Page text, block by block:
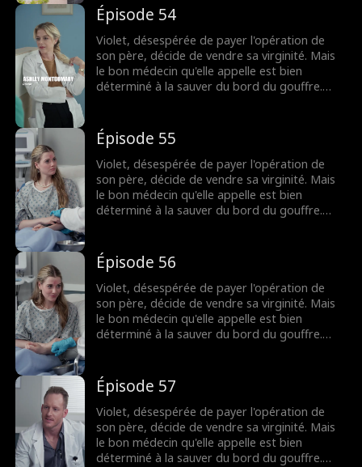
même s'il pensait au départ qu'elle n'était
qu'une chercheuse d'or. Lorsque leurs plus
sombres secrets éclatent au grand jour, leur
lien fragile pourra-t-il survivre ?
Épisode 54
Violet, désespérée de payer l'opération de
son père, décide de vendre sa virginité. Mais
le bon médecin qu'elle appelle est bien
déterminé à la sauver du bord du gouffre.
même s'il pensait au départ qu'elle n'était
qu'une chercheuse d'or. Lorsque leurs plus
sombres secrets éclatent au grand jour, leur
lien fragile pourra-t-il survivre ?
Épisode 55
Violet, désespérée de payer l'opération de
son père, décide de vendre sa virginité. Mais
le bon médecin qu'elle appelle est bien
déterminé à la sauver du bord du gouffre.
même s'il pensait au départ qu'elle n'était
qu'une chercheuse d'or. Lorsque leurs plus
sombres secrets éclatent au grand jour, leur
lien fragile pourra-t-il survivre ?
Épisode 56
Violet, désespérée de payer l'opération de
son père, décide de vendre sa virginité. Mais
le bon médecin qu'elle appelle est bien
déterminé à la sauver du bord du gouffre.
même s'il pensait au départ qu'elle n'était
qu'une chercheuse d'or. Lorsque leurs plus
sombres secrets éclatent au grand jour, leur
lien fragile pourra-t-il survivre ?
Épisode 57
Violet, désespérée de payer l'opération de
son père, décide de vendre sa virginité. Mais
le bon médecin qu'elle appelle est bien
déterminé à la sauver du bord du gouffre.